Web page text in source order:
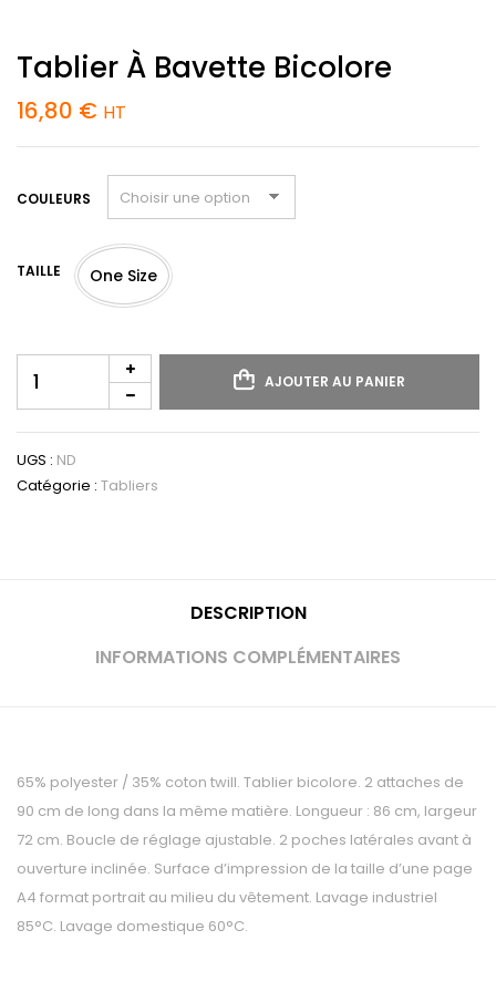
Tablier À Bavette Bicolore
16,80 € HT
COULEURS
TAILLE One Size
Tablier
à
bavette
bicolore
AJOUTER AU PANIER
UGS : ND
Catégorie : Tabliers
DESCRIPTION
INFORMATIONS COMPLÉMENTAIRES
65% polyester / 35% coton twill. Tablier bicolore. 2 attaches de
90 cm de long dans la même matière. Longueur : 86 cm, largeur
72 cm. Boucle de réglage ajustable. 2 poches latérales avant à
ouverture inclinée. Surface d’impression de la taille d’une page
A4 format portrait au milieu du vêtement. Lavage industriel
85°C. Lavage domestique 60°C.